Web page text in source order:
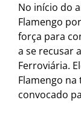
No início do
Flamengo
força para
a se recusar
Ferroviária.
Flamengo
convocado